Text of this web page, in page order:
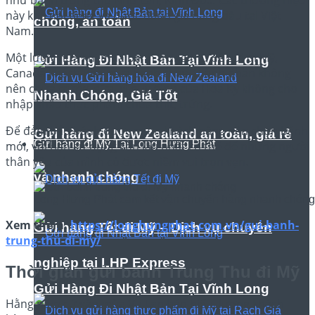
chóng, an toàn
Gửi hàng đi New Zealand an toàn, giá rẻ
và nhanh chóng
Gửi Hàng Đi Nhật Bản Tại Vĩnh Long
Gửi Hàng Đi Nhật Bản Tại Vĩnh Long
Nhanh Chóng, Giá Tốt
Gửi hàng đi Mỹ Tại Long Hưng Phát
Gửi hàng Tết đi Mỹ – Dịch vụ chuyên
nghiệp tại LHP Express
này khá nổi tiếng và được đánh giá hàng đầu tại Việt
Nam.
Một lưu ý nửa khi mua bánh trung thu để gửi đi Mỹ,
Canada khách nên mua bánh chay, thành phần không
nên chứa trứng, sữa, vì quy định của Hoa Kỳ không cho
nhập khẩu thực phẩm chứa thịt, trứng.
Để đảm bảo bánh được ngon khách hàng nên chọn bánh
mới, với hạn sử dụng còn lâu nhất có thể để những người
thân yêu của mình có được niềm vui trọn vẹn.
Long Hưng Phát cam kết vận chuyển hàng nhanh
Xem thêm:https://longhungphat.com.vn/gui-banh-
trung-thu-di-my/
Thời gian gửi bánh Trung Thu đi Mỹ
Hằng năm cứ vào mùa Vu Lan báo hiếu, lượng khách